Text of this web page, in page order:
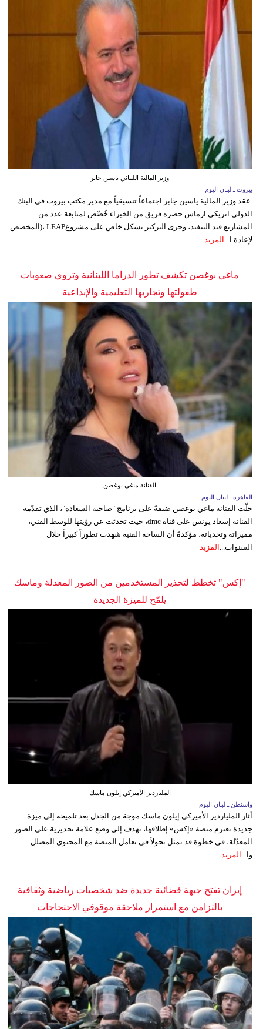
وزير المالية اللبناني ياسين جابر
بيروت ـ لبنان اليوم
عقد وزير المالية ياسين جابر اجتماعاً تنسيقياً مع مدير مكتب بيروت في البنك
الدولي انريكي ارماس حضره فريق من الخبراء خُصِّص لمتابعة عدد من
المشاريع قيد التنفيذ، وجرى التركيز بشكل خاص على مشروعLEAP ،(المخصص
لإعادة ا... المزيد
ماغي بوغصن تكشف تطور الدراما اللبنانية وتروي صعوبات
طفولتها وتجاربها التعليمية والإبداعية
الفنانة ماغي بوغصن
القاهرة ـ لبنان اليوم
حلّت الفنانة ماغي بوغصن ضيفةً على برنامج "صاحبة السعادة"، الذي تقدّمه
الفنانة إسعاد يونس على قناة dmc، حيث تحدثت عن رؤيتها للوسط الفني،
مميزاته وتحدياته، مؤكدةً أن الساحة الفنية شهدت تطوراً كبيراً خلال
السنوات...
المزيد
"إكس" تخطط لتحذير المستخدمين من الصور المعدلة وماسك
يلمّح للميزة الجديدة
الملياردير الأميركي إيلون ماسك
واشنطن ـ لبنان اليوم
أثار الملياردير الأميركي إيلون ماسك موجة من الجدل بعد تلميحه إلى ميزة
جديدة تعتزم منصة «إكس» إطلاقها، تهدف إلى وضع علامة تحذيرية على الصور
المعدّلة، في خطوة قد تمثل تحولاً في تعامل المنصة مع المحتوى المضلل
وا... المزيد
إيران تفتح جبهة قضائية جديدة ضد شخصيات رياضية وثقافية
بالتزامن مع استمرار ملاحقة موقوفي الاحتجاجات